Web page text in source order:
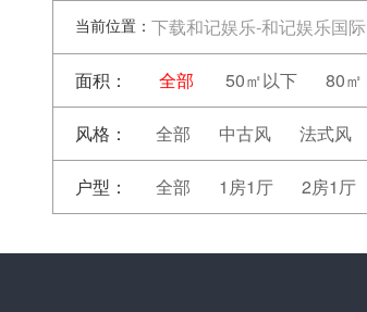
当前位置： 下载和记娱乐-和记娱乐国际
面积： 全部 50㎡以下 80㎡
风格： 全部 中古风 法式风
户型： 全部 1房1厅 2房1厅